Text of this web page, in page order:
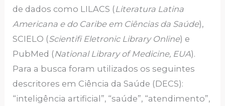
de dados como LILACS (Literatura Latina
Americana e do Caribe em Ciências da Saúde),
SCIELO (Scientifi Eletronic Library Online) e
PubMed (National Library of Medicine, EUA).
Para a busca foram utilizados os seguintes
descritores em Ciência da Saúde (DECS):
“inteligência artificial”, “saúde”, “atendimento”,